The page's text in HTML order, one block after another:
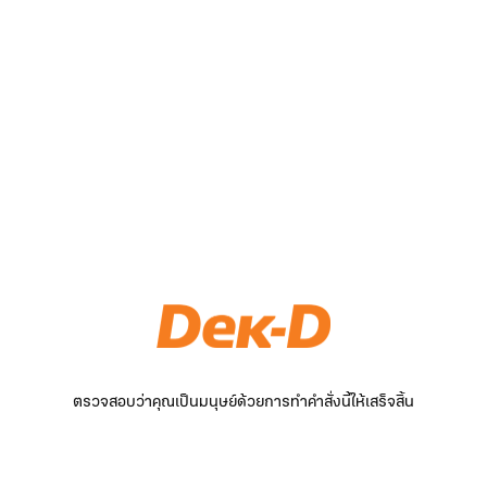
ตรวจสอบว่าคุณเป็นมนุษย์ด้วยการทำคำสั่งนี้ให้เสร็จสิ้น